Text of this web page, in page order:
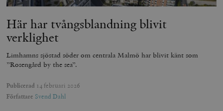
Här har tvångsblandning blivit
verklighet
Limhamns sjöstad söder om centrala Malmö har blivit känt som
”Rosengård by the sea”.
Publicerad 14 februari 2026
Författare Svend Dahl